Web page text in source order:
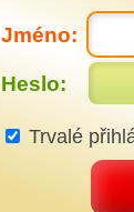
Jméno:
Heslo:
Trvalé